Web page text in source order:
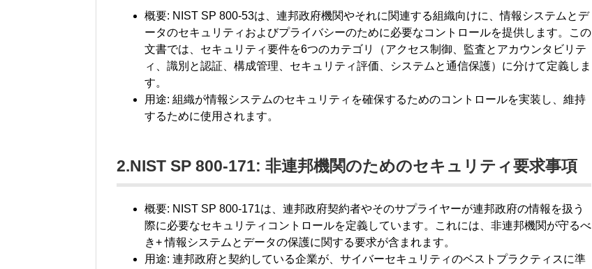
概要: NIST SP 800-53は、連邦政府機関やそれに関連する組織向けに、情報システムとデ
ータのセキュリティおよびプライバシーのために必要なコントロールを提供します。この
文書では、セキュリティ要件を6つのカテゴリ（アクセス制御、監査とアカウンタビリテ
ィ、識別と認証、構成管理、セキュリティ評価、システムと通信保護）に分けて定義しま
す。
用途: 組織が情報システムのセキュリティを確保するためのコントロールを実装し、維持
するために使用されます。
2.NIST SP 800-171: 非連邦機関のためのセキュリティ要求事項
概要: NIST SP 800-171は、連邦政府契約者やそのサプライヤーが連邦政府の情報を扱う
際に必要なセキュリティコントロールを定義しています。これには、非連邦機関が守るべ
き+ 情報システムとデータの保護に関する要求が含まれます。
用途: 連邦政府と契約している企業が、サイバーセキュリティのベストプラクティスに準